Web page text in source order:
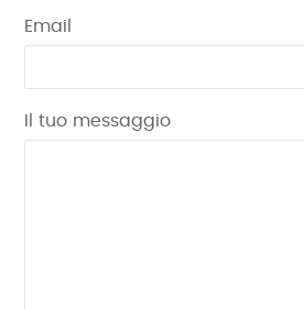
Email
Il tuo messaggio